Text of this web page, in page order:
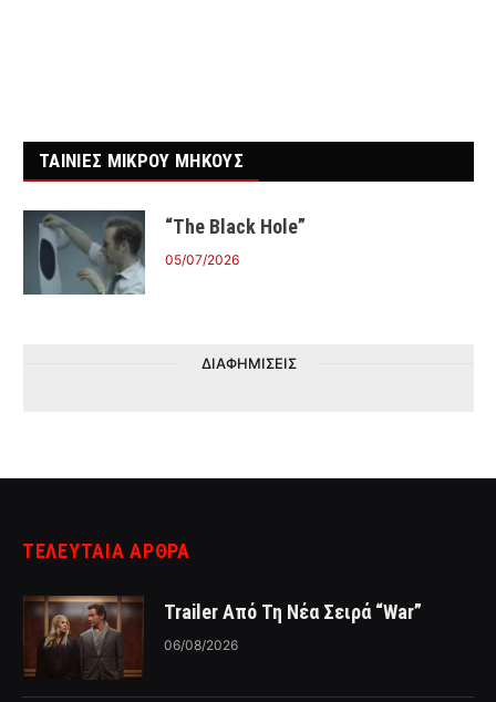
ΤΑΙΝΙΕΣ ΜΙΚΡΟΥ ΜΗΚΟΥΣ
“The Black Hole”
05/07/2026
ΔΙΑΦΗΜΙΣΕΙΣ
ΤΕΛΕΥΤΑΙΑ ΑΡΘΡΑ
Trailer Από Τη Νέα Σειρά “War”
06/08/2026